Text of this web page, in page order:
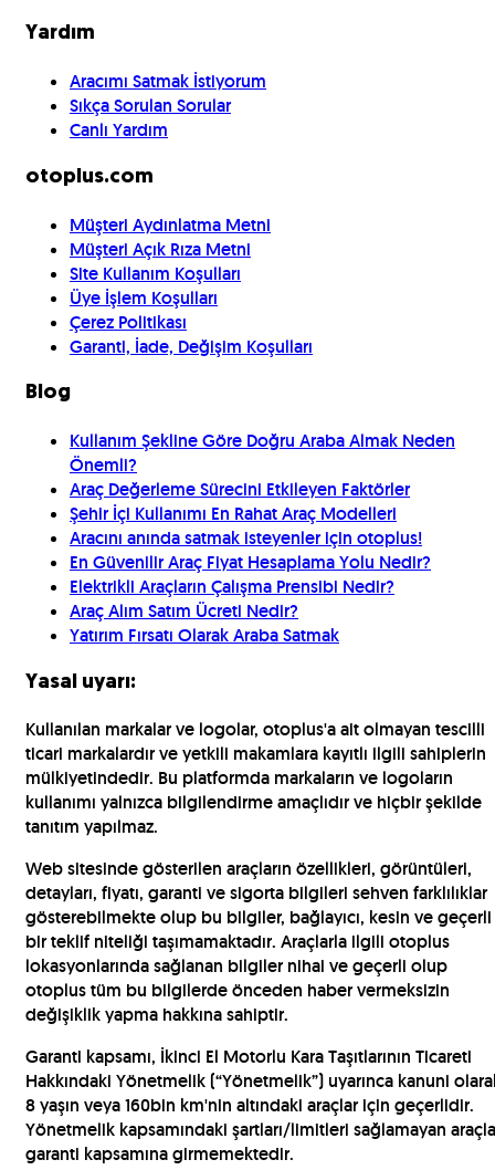
Yardım
Aracımı Satmak İstiyorum
Sıkça Sorulan Sorular
Canlı Yardım
otoplus.com
Müşteri Aydınlatma Metni
Müşteri Açık Rıza Metni
Site Kullanım Koşulları
Üye İşlem Koşulları
Çerez Politikası
Garanti, İade, Değişim Koşulları
Blog
Kullanım Şekline Göre Doğru Araba Almak Neden
Önemli?
Araç Değerleme Sürecini Etkileyen Faktörler
Şehir İçi Kullanımı En Rahat Araç Modelleri
Aracını anında satmak isteyenler için otoplus!
En Güvenilir Araç Fiyat Hesaplama Yolu Nedir?
Elektrikli Araçların Çalışma Prensibi Nedir?
Araç Alım Satım Ücreti Nedir?
Yatırım Fırsatı Olarak Araba Satmak
Yasal uyarı:
Kullanılan markalar ve logolar, otoplus'a ait olmayan tescilli
ticari markalardır ve yetkili makamlara kayıtlı ilgili sahiplerin
mülkiyetindedir. Bu platformda markaların ve logoların
kullanımı yalnızca bilgilendirme amaçlıdır ve hiçbir şekilde
tanıtım yapılmaz.
Web sitesinde gösterilen araçların özellikleri, görüntüleri,
detayları, fiyatı, garanti ve sigorta bilgileri sehven farklılıklar
gösterebilmekte olup bu bilgiler, bağlayıcı, kesin ve geçerli
bir teklif niteliği taşımamaktadır. Araçlarla ilgili otoplus
lokasyonlarında sağlanan bilgiler nihai ve geçerli olup
otoplus tüm bu bilgilerde önceden haber vermeksizin
değişiklik yapma hakkına sahiptir.
Garanti kapsamı, İkinci El Motorlu Kara Taşıtlarının Ticareti
Hakkındaki Yönetmelik (“Yönetmelik”) uyarınca kanuni
8 yaşın veya 160bin km'nin altındaki araçlar için geçerlidir.
Yönetmelik kapsamındaki şartları/limitleri sağlamayan
garanti kapsamına girmemektedir.